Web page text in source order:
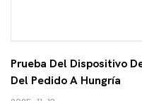
Prueba Del Dispositivo
Del Pedido A Hungría